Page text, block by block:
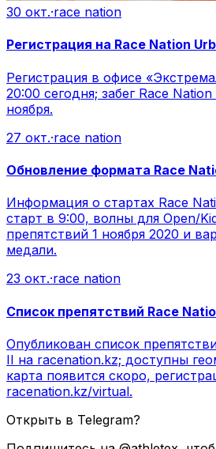
30 окт.·race nation
Регистрация на Race Nation
Регистрация в офисе
20:00 сегодня; забег Race
ноября.
27 окт.·race nation
Обновление формата Race
Информация о стартах Race
старт в 9:00, волны для Open/
препятствий 1 ноября 2020 и
медали.
23 окт.·race nation
Список препятствий Race
Опубликован список
II на racenation.kz; доступны
карта появится скоро,
racenation.kz/virtual.
Открыть в Telegram?